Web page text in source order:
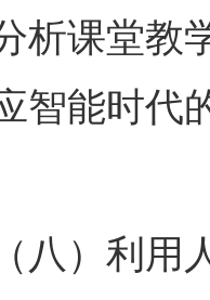
析课堂教
智能时代
）利用人